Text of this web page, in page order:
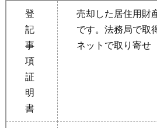
登
記
事
項
証
明
書
売却した居住用財
です。法務局で取
ネットで取り寄せ